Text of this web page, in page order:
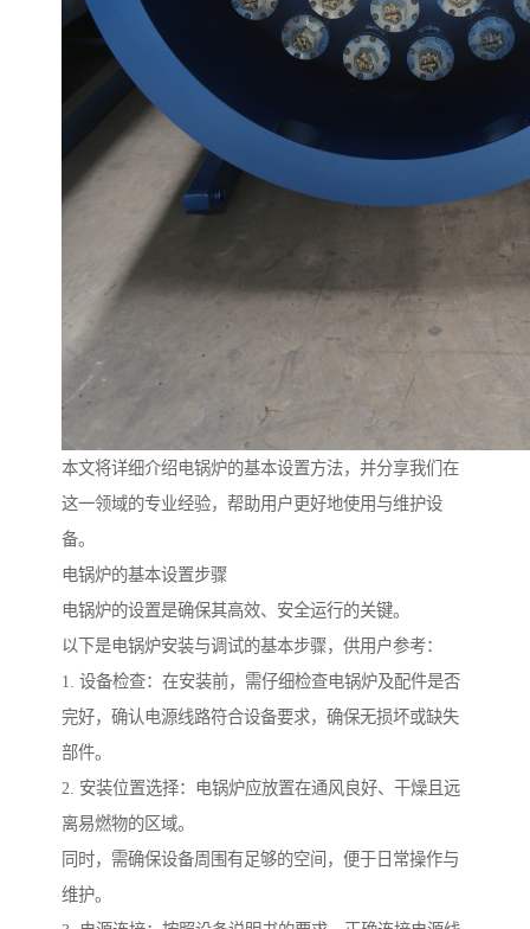
本文将详细介绍电锅炉的基本设置方法，并分享我们在
这一领域的专业经验，帮助用户更好地使用与维护设
备。
电锅炉的基本设置步骤
电锅炉的设置是确保其高效、安全运行的关键。
以下是电锅炉安装与调试的基本步骤，供用户参考：
1. 设备检查：在安装前，需仔细检查电锅炉及配件是否
完好，确认电源线路符合设备要求，确保无损坏或缺失
部件。
2. 安装位置选择：电锅炉应放置在通风良好、干燥且远
离易燃物的区域。
同时，需确保设备周围有足够的空间，便于日常操作与
维护。